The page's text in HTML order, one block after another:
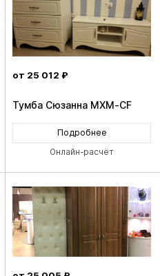
от 25 012 ₽
Тумба Сюзанна MXM-CF
Подробнее
Онлайн-расчёт